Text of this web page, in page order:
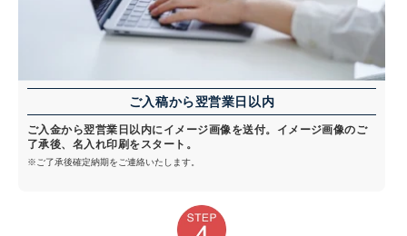
ご入稿から翌営業日以内
ご入金から翌営業日以内にイメージ画像を送付。イメージ画像のご
了承後、名入れ印刷をスタート。
※ご了承後確定納期をご連絡いたします。